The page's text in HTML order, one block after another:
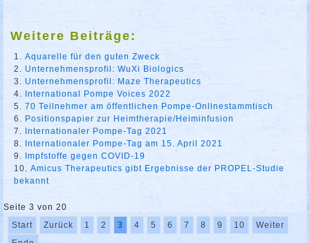
Weitere Beiträge:
Aquarelle für den guten Zweck
Unternehmensprofil: WuXi Biologics
Unternehmensprofil: Maze Therapeutics
International Pompe Voices 2022
70 Teilnehmer am öffentlichen Pompe-Onlinestammtisch
Positionspapier zur Heimtherapie/Heiminfusion
Internationaler Pompe-Tag 2021
Internationaler Pompe-Tag am 15. April 2021
Impfstoffe gegen COVID-19
Amicus Therapeutics gibt Ergebnisse der PROPEL-Studie
bekannt
Seite 3 von 20
Start
Zurück 1 2 3 4 5 6 7 8 9 10
Weiter